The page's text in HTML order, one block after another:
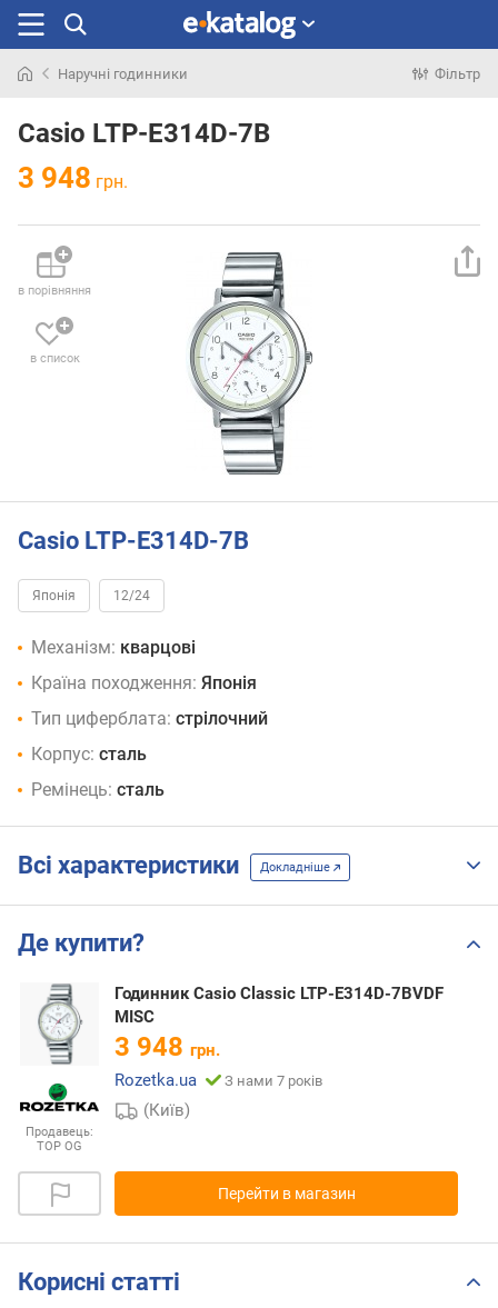
раніше
Наручні годинники Фільтр
Casio LTP-E314D-7B
3 948 грн.
в порівняння
в список
Casio LTP-E314D-7B
Японія 12/24
Механізм: кварцові
Країна походження: Японія
Тип циферблата: стрілочний
Корпус: сталь
Ремінець: сталь
Всі характеристики Докладніше
Де купити?
Продавець:
TOP OG
Годинник Casio Classic LTP-E314D-7BVDF
MISC
3 948 грн.
Rozetka.ua
З нами 7 років
(Київ)
Перейти в магазин
Корисні статті